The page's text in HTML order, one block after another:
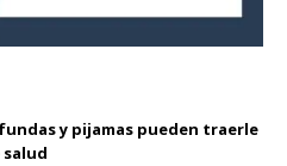
y pijamas pueden traerle